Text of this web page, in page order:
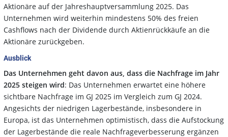
Aktionäre auf der Jahreshauptversammlung 2025. Das
Unternehmen wird weiterhin mindestens 50% des freien
Cashflows nach der Dividende durch Aktienrückkäufe an die
Aktionäre zurückgeben.
Ausblick
Das Unternehmen geht davon aus, dass die Nachfrage im Jahr
2025 steigen wird: Das Unternehmen erwartet eine höhere
sichtbare Nachfrage im GJ 2025 im Vergleich zum GJ 2024.
Angesichts der niedrigen Lagerbestände, insbesondere in
Europa, ist das Unternehmen optimistisch, dass die Aufstockung
der Lagerbestände die reale Nachfrageverbesserung ergänzen